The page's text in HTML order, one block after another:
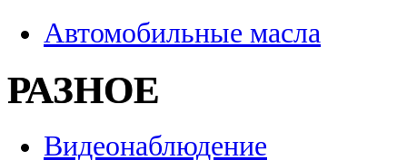
Автомобильные масла
РАЗНОЕ
Видеонаблюдение